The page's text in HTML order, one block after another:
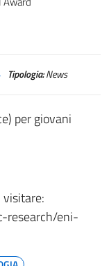
Tipologia:News
per giovani
research/eni-